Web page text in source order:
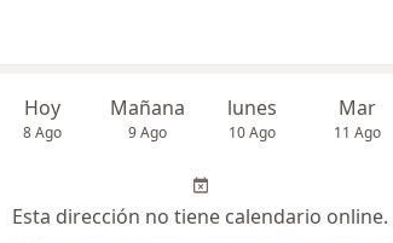
Hoy
8 Ago
Mañana
9 Ago
lunes
10 Ago
Mar
11 Ago
Esta dirección no tiene calendario online.